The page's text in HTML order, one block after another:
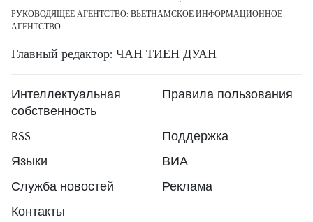
РУКОВОДЯЩЕЕ АГЕНТСТВО: ВЬЕТНАМСКОЕ ИНФОРМАЦИОННОЕ
АГЕНТСТВО
Главный редактор: ЧАН ТИЕН ДУАН
Интеллектуальная
собственность
Правила пользования
RSS
Поддержка
Языки
ВИА
Служба новостей
Реклама
Контакты